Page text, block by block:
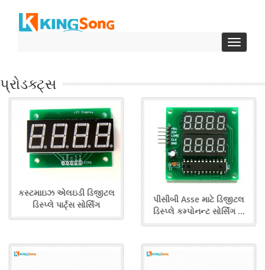
ટૉગલ
સંશોધક
પ્રોડક્ટ્સ
કસ્ટમાઇઝ એલઇડી ડિજીટલ
ડિસ્પ્લે પાર્ટ્સ સોર્સિંગ
પીસીબી Asse માટે ડિજીટલ
ડિસ્પ્લે કમ્પોનન્ટ સોર્સિંગ ...